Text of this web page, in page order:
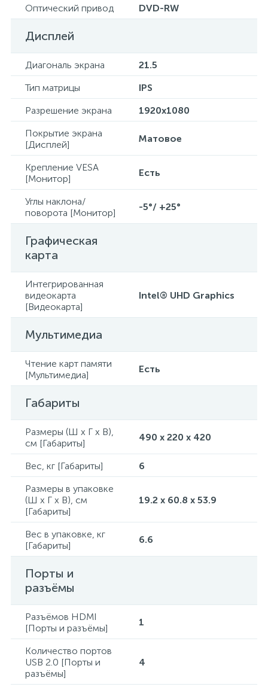
Оптический привод DVD-RW
Дисплей
Диагональ экрана
21.5
Тип матрицы
IPS
Разрешение экрана
1920х1080
Покрытие экрана
[Дисплей]
Матовое
Крепление VESA
[Монитор]
Есть
Углы наклона/
поворота [Монитор]
-5°/ +25°
Графическая
карта
Интегрированная
видеокарта
[Видеокарта]
Intel® UHD Graphics
Мультимедиа
Чтение карт памяти
[Мультимедиа]
Есть
Габариты
Размеры (Ш x Г x В),
см [Габариты]
490 x 220 x 420
Вес, кг [Габариты]
6
Размеры в упаковке
(Ш x Г x В), см
[Габариты]
19.2 x 60.8 x 53.9
Вес в упаковке, кг
[Габариты]
6.6
Порты и
разъёмы
Разъёмов HDMI
[Порты и разъёмы]
1
Количество портов
USB 2.0 [Порты и
разъёмы]
4